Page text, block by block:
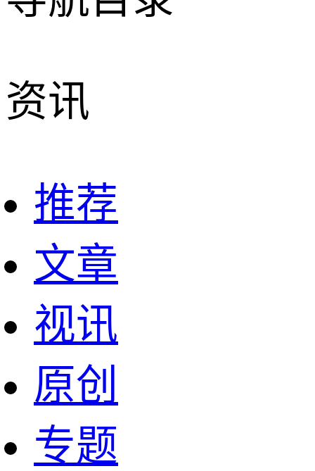
资讯
推荐
文章
视讯
原创
专题